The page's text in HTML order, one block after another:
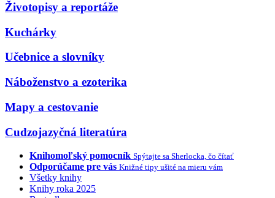
Životopisy a reportáže
Kuchárky
Učebnice a slovníky
Náboženstvo a ezoterika
Mapy a cestovanie
Cudzojazyčná literatúra
Knihomoľský pomocník Spýtajte sa Sherlocka, čo čítať
Odporúčame pre vás Knižné tipy ušité na mieru vám
Všetky knihy
Knihy roka 2025